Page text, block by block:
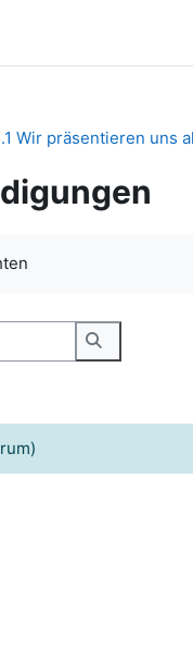
Wir präsentieren uns
Foren